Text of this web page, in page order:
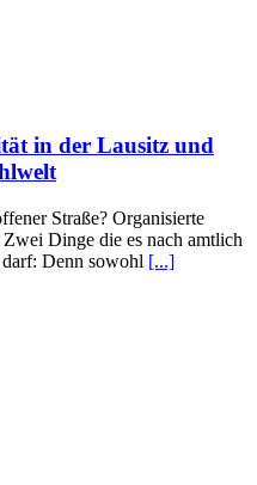
in der Lausitz und
Straße? Organisierte
Dinge die es nach amtlich
Denn sowohl [...]